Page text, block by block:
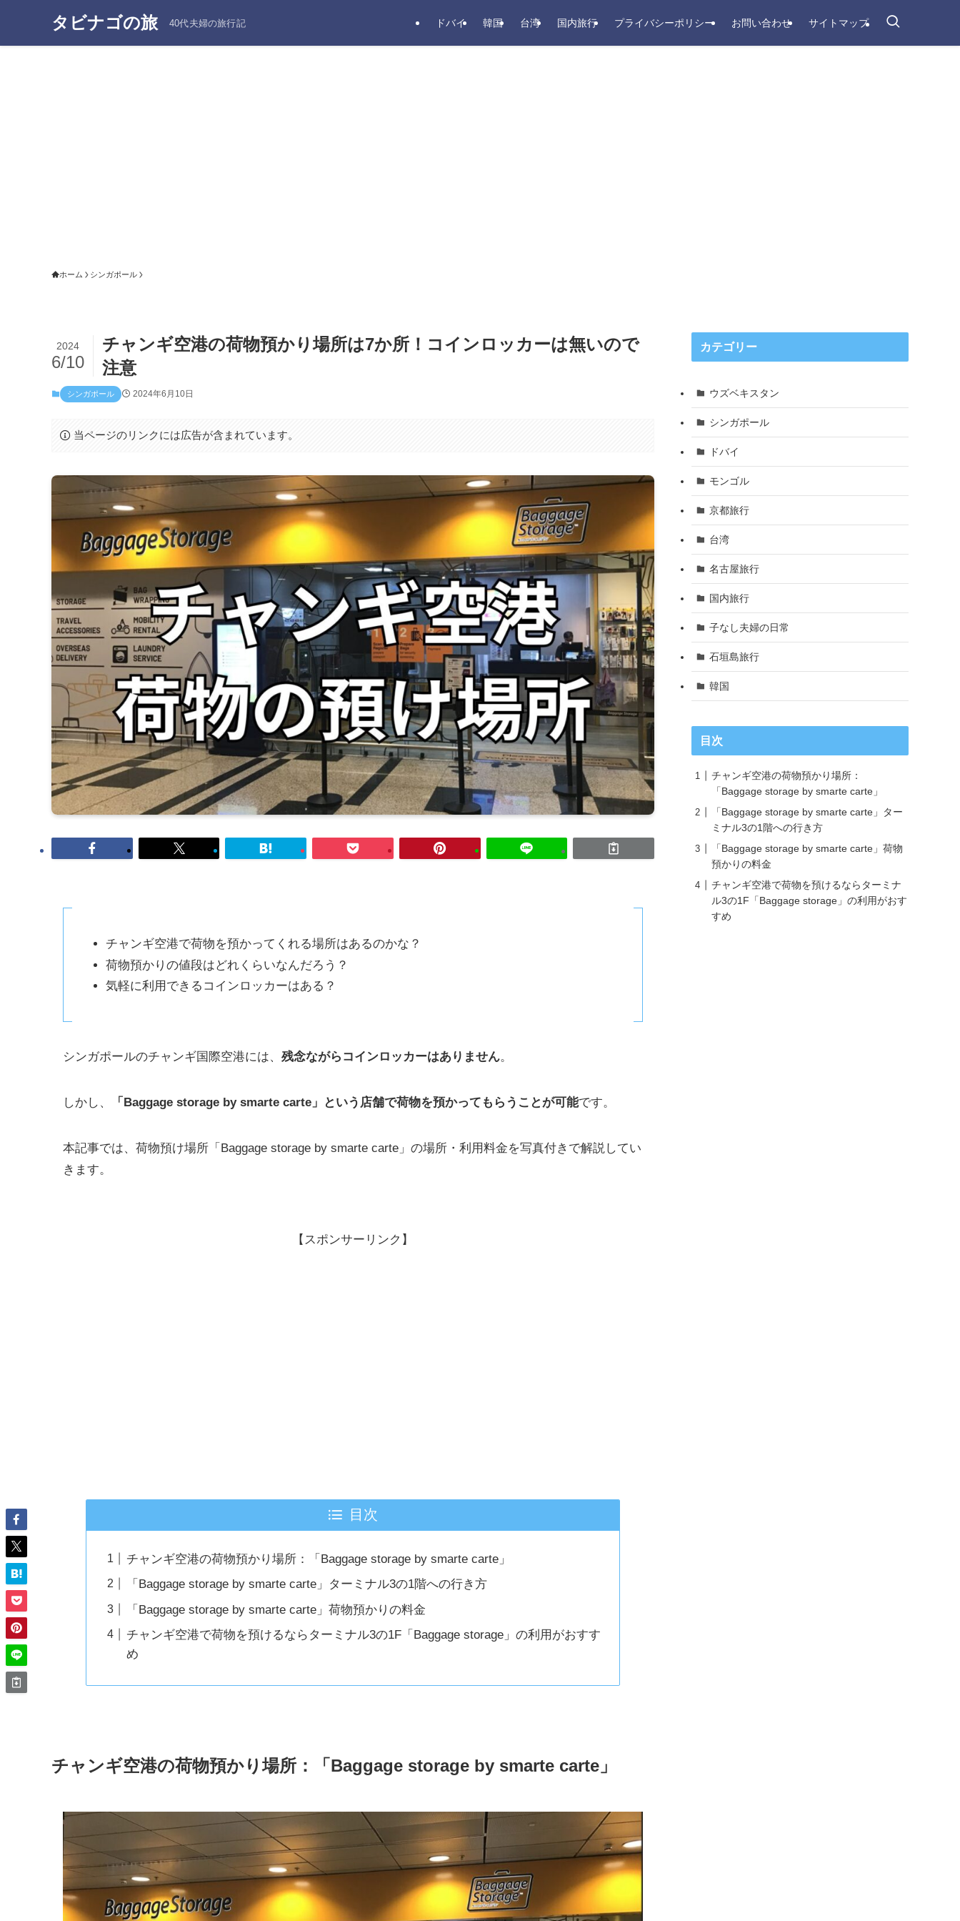
タビナゴの旅 40代夫婦の旅行記 ドバイ 韓国 台湾 国内旅行 プライバシーポリシー お問い合わせ サイトマップ
ホーム シンガポール
チャンギ空港の荷物預かり場所は7か所！コインロッカーは無いので
注意
2024
6/10
シンガポール 2024年6月10日
当ページのリンクには広告が含まれています。
チャンギ空港で荷物を預かってくれる場所はあるのかな？
荷物預かりの値段はどれくらいなんだろう？
気軽に利用できるコインロッカーはある？
シンガポールのチャンギ国際空港には、 残念ながらコインロッカーはありません。
しかし、 「Baggage storage by smarte carte」という店舗で荷物を預かってもらうことが可能です。
本記事では、荷物預け場所「Baggage storage by smarte carte」の場所・利用料金を写真付きで解説してい
きます。
【スポンサーリンク】
目次
チャンギ空港の荷物預かり場所：「Baggage storage by smarte carte」
「Baggage storage by smarte carte」ターミナル3の1階への行き方
「Baggage storage by smarte carte」荷物預かりの料金
チャンギ空港で荷物を預けるならターミナル3の1F「Baggage storage」の利用がおすす
め
チャンギ空港の荷物預かり場所：「Baggage storage by smarte carte」
カテゴリー
ウズベキスタン
シンガポール
ドバイ
モンゴル
京都旅行
台湾
名古屋旅行
国内旅行
子なし夫婦の日常
石垣島旅行
韓国
目次
チャンギ空港の荷物預かり場所：
「Baggage storage by smarte carte」
「Baggage storage by smarte carte」ター
ミナル3の1階への行き方
「Baggage storage by smarte carte」荷物
預かりの料金
チャンギ空港で荷物を預けるならターミナ
ル3の1F「Baggage storage」の利用がおす
すめ